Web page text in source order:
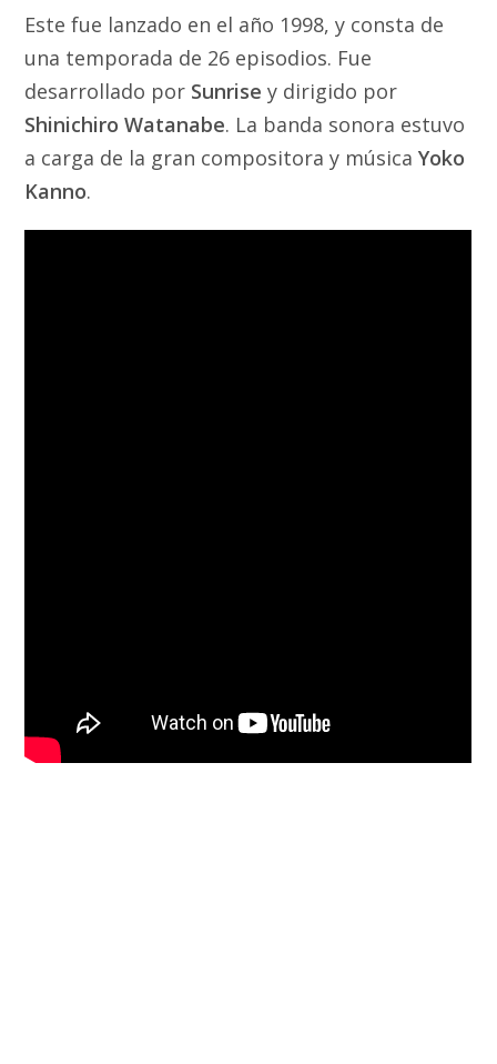
Este fue lanzado en el año 1998, y consta de
una temporada de 26 episodios. Fue
desarrollado por Sunrise y dirigido por
Shinichiro Watanabe. La banda sonora estuvo
a carga de la gran compositora y músicaYoko
Kanno.